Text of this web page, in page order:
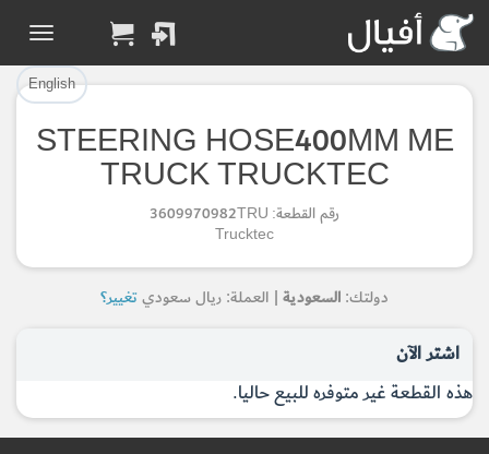
English
STEERING HOSE400MM ME
TRUCK TRUCKTEC
رقم القطعة: 3609970982TRU
Trucktec
دولتك: السعودية | العملة: ريال سعوديتغيير؟
اشتر الآن
هذه القطعة غير متوفره للبيع حاليا.
تم إضافة القطعة بنجاح.
الرجوع لصفحة البحث
Part Successfully
Selected
Return to Search Page
تم إضافة القطعة للسلة بنجاح.
إتمام عملية الشراء
Part Added to Cart